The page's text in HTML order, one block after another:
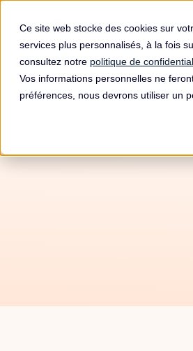
Ce site web stocke des cookies sur
services plus personnalisés, à la fois
consultez notre politique de
Vos informations personnelles ne
préférences, nous devrons utiliser un